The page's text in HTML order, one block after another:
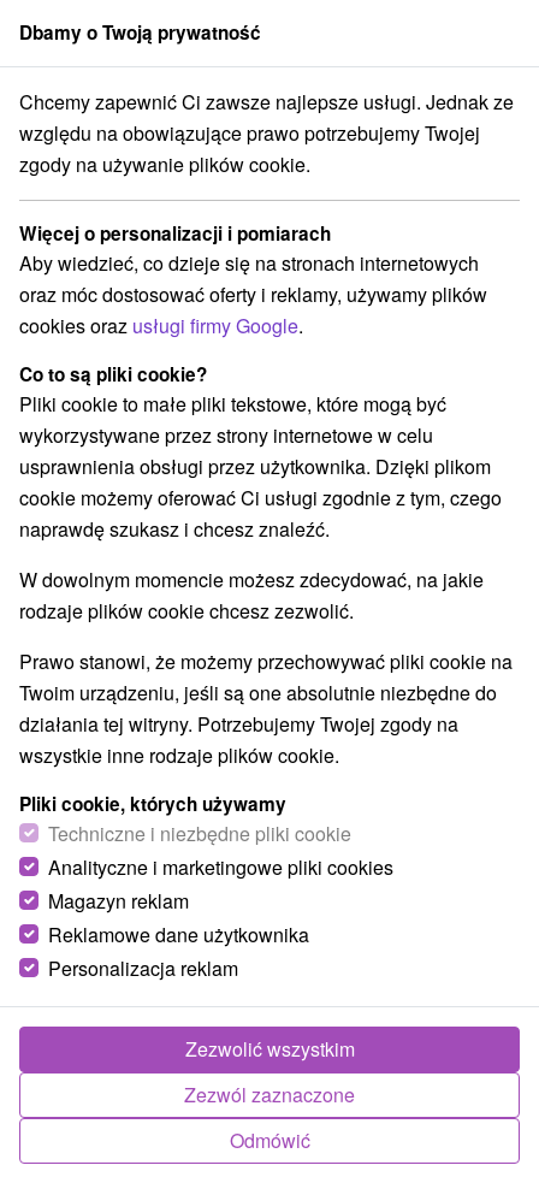
członek grupySorger
Slovensko Trnavský kraj Piešťany Basen Eva Pieštany
Basen Eva Pieštany
Wyświetl stronę internetową Przejdź do
+421 33/ 775 24 06, +421 33 775 24 07
info@kupaliskoeva.sk
Facebook
Opinii Google
Kúpeľný ostrov
921 01 Piešťany
GPS:
N +48° 35' 24.38''
E +17° 50' 37.96''
Region turystyczny
Považský Inovec, Sĺňava
Znalazłeś błąd lub chcesz polecić nam nową atrakcję
Zgłoś błąd
Dbamy o Twoją prywatność
Chcemy zapewnić Ci zawsze najlepsze usługi. Jednak ze
względu na obowiązujące prawo potrzebujemy Twojej
zgody na używanie plików cookie.
Więcej o personalizacji i pomiarach
Aby wiedzieć, co dzieje się na stronach internetowych
oraz móc dostosować oferty i reklamy, używamy plików
cookies oraz usługi firmy Google.
Co to są pliki cookie?
Pliki cookie to małe pliki tekstowe, które mogą być
wykorzystywane przez strony internetowe w celu
usprawnienia obsługi przez użytkownika. Dzięki plikom
cookie możemy oferować Ci usługi zgodnie z tym, czego
naprawdę szukasz i chcesz znaleźć.
W dowolnym momencie możesz zdecydować, na jakie
rodzaje plików cookie chcesz zezwolić.
Prawo stanowi, że możemy przechowywać pliki cookie na
Twoim urządzeniu, jeśli są one absolutnie niezbędne do
działania tej witryny. Potrzebujemy Twojej zgody na
wszystkie inne rodzaje plików cookie.
Pliki cookie, których używamy
Techniczne i niezbędne pliki cookie
Analityczne i marketingowe pliki cookies
Magazyn reklam
Reklamowe dane użytkownika
Personalizacja reklam
Odmówić
Zezwól zaznaczone
Zezwolić wszystkim